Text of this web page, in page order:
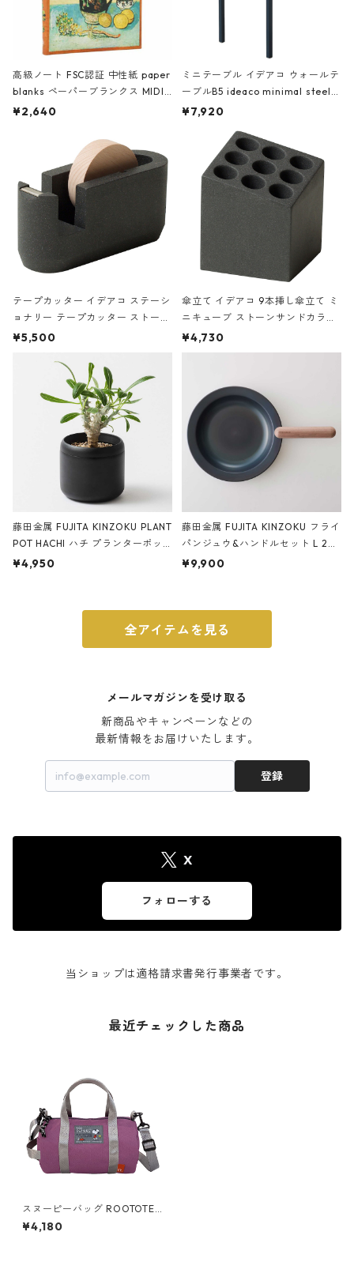
高級ノート FSC認証 中性紙 paper
blanks ペーパーブランクス MIDI
ハードカバー 罫線 ヴァン・ゴッホ
¥2,640
ミニテーブル イデアコ ウォールテ
ーブルB5 ideaco minimal steel f
urniture WALL Table B5 ネイビー
¥7,920
テープカッター イデアコ ステーシ
ョナリー テープカッター ストーン
サンドカラー 石調 ideaco Station
¥5,500
傘立て イデアコ 9本挿し傘立て ミ
ニキューブ ストーンサンドカラー
石調 ideaco Umbrella Stand CUB
E ストーンサンドブラック
¥4,730
藤田金属 FUJITA KINZOKU PLANT
POT HACHI ハチ プランターポッ
ト 3号 ブラック
¥4,950
藤田金属 FUJITA KINZOKU フライ
パンジュウ&ハンドルセット L 24c
m ガス火・IH対応 鉄フライパン
¥9,900
全アイテムを見る
メールマガジンを受け取る
新商品やキャンペーンなどの
最新情報をお届けいたします。
登録
X
フォローする
当ショップは適格請求書発行事業者です。
最近チェックした商品
スヌーピーバッグ ROOTOTE
Drum PEANUTS 8324 ルート
ート スヌーピー IP.ドラム.ピ
¥4,180